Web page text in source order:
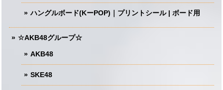
ハングルボード(KーPOP)｜プリントシール | ボード用
☆AKB48グループ☆
AKB48
SKE48